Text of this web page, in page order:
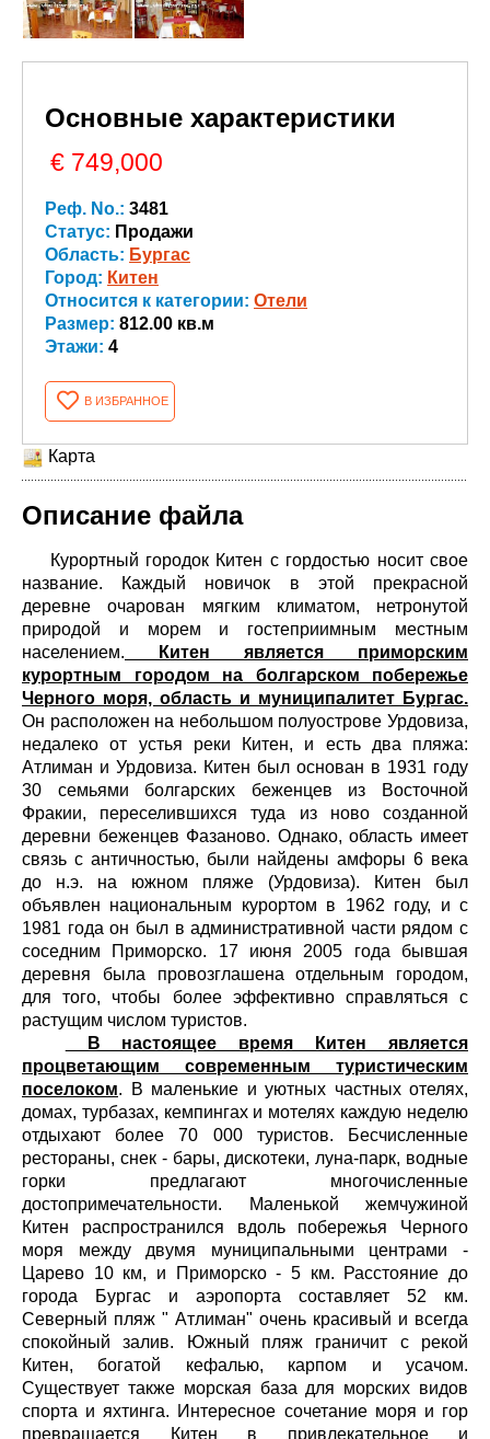
Основные характеристики
€ 749,000
Реф. No.: 3481
Статус: Продажи
Область: Бургас
Город: Китен
Относится к категории: Oтели
Размер: 812.00 кв.м
Этажи: 4
В ИЗБРАННОЕ
Карта
Описание файла
Курортный городок Китен с гордостью носит свое
название. Каждый новичок в этой прекрасной
деревне очарован мягким климатом, нетронутой
природой и морем и гостеприимным местным
населением. Китен является приморским
курортным городом на болгарском побережье
Черного моря, область и муниципалитет Бургас.
Он расположен на небольшом полуострове Урдовиза,
недалеко от устья реки Китен, и есть два пляжа:
Атлиман и Урдовиза. Китен был основан в 1931 году
30 семьями болгарских беженцев из Восточной
Фракии, переселившихся туда из ново созданной
деревни беженцев Фазаново. Однако, область имеет
связь с античностью, были найдены амфоры 6 века
до н.э. на южном пляже (Урдовиза). Китен был
объявлен национальным курортом в 1962 году, и с
1981 года он был в административной части рядом с
соседним Приморско. 17 июня 2005 года бывшая
деревня была провозглашена отдельным городом,
для того, чтобы более эффективно справляться с
растущим числом туристов.
В настоящее время Китен является
процветающим современным туристическим
поселоком. В маленькие и уютных частных отелях,
домах, турбазах, кемпингах и мотелях каждую неделю
отдыхают более 70 000 туристов. Бесчисленные
рестораны, снек - бары, дискотеки, луна-парк, водные
горки предлагают многочисленные
достопримечательности. Маленькой жемчужиной
Китен распространился вдоль побережья Черного
моря между двумя муниципальными центрами -
Царево 10 км, и Приморско - 5 км. Расстояние до
города Бургас и аэропорта составляет 52 км.
Северный пляж " Атлиман" очень красивый и всегда
спокойный залив. Южный пляж граничит с рекой
Китен, богатой кефалью, карпом и усачом.
Существует также морская база для морских видов
спорта и яхтинга. Интересное сочетание моря и гор
превращается Китен в привлекательное и